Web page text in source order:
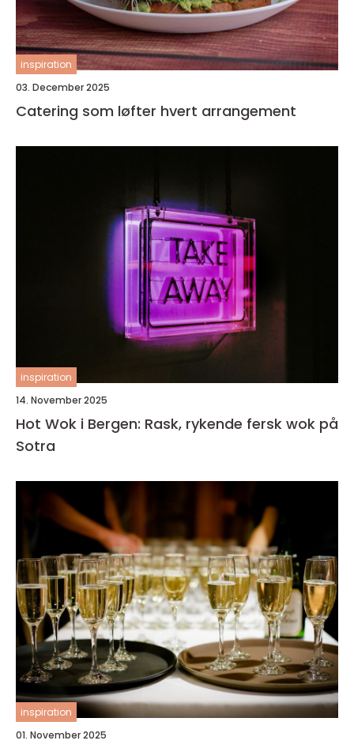
inspiration
03. December 2025
Catering som løfter hvert arrangement
inspiration
14. November 2025
Hot Wok i Bergen: Rask, rykende fersk wok på
Sotra
inspiration
01. November 2025